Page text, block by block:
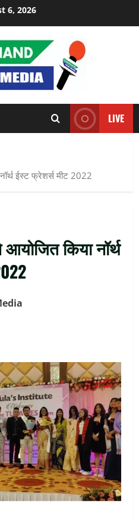
6, 2026
LIVE
ईस्ट फ्रेशर्स मीट 2022
किया नॉर्थ